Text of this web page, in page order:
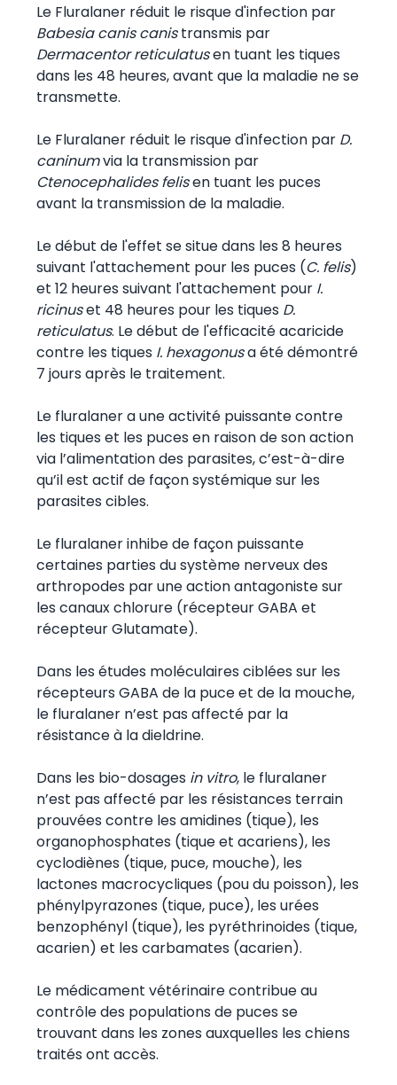
Le Fluralaner réduit le risque d'infection par
Babesia canis canistransmis par
Dermacentor reticulatusen tuant les tiques
dans les 48 heures, avant que la maladie ne se
transmette.
Le Fluralaner réduit le risque d'infection par D.
caninumvia la transmission par
Ctenocephalides felisen tuant les puces
avant la transmission de la maladie.
Le début de l'effet se situe dans les 8 heures
suivant l'attachement pour les puces (C. felis)
et 12 heures suivant l'attachement pour I.
ricinuset 48 heures pour les tiques D.
reticulatus. Le début de l'efficacité acaricide
contre les tiques I. hexagonusa été démontré
7 jours après le traitement.
Le fluralaner a une activité puissante contre
les tiques et les puces en raison de son action
via l’alimentation des parasites, c’est-à-dire
qu’il est actif de façon systémique sur les
parasites cibles.
Le fluralaner inhibe de façon puissante
certaines parties du système nerveux des
arthropodes par une action antagoniste sur
les canaux chlorure (récepteur GABA et
récepteur Glutamate).
Dans les études moléculaires ciblées sur les
récepteurs GABA de la puce et de la mouche,
le fluralaner n’est pas affecté par la
résistance à la dieldrine.
Dans les bio-dosages in vitro, le fluralaner
n’est pas affecté par les résistances terrain
prouvées contre les amidines (tique), les
organophosphates (tique et acariens), les
cyclodiènes (tique, puce, mouche), les
lactones macrocycliques (pou du poisson), les
phénylpyrazones (tique, puce), les urées
benzophényl (tique), les pyréthrinoides (tique,
acarien) et les carbamates (acarien).
Le médicament vétérinaire contribue au
contrôle des populations de puces se
trouvant dans les zones auxquelles les chiens
traités ont accès.